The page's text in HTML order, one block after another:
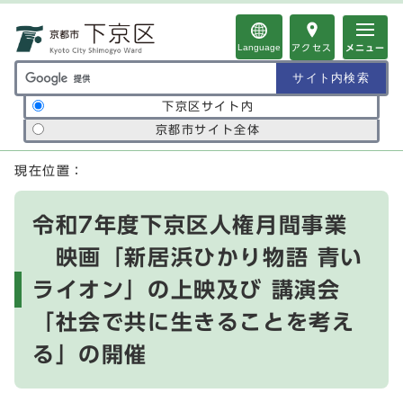
Language アクセス メニュー
サイト内検索の範囲
下京区サイト内
京都市サイト全体
ここから本文です
現在位置：
令和7年度下京区人権月間事業
映画「新居浜ひかり物語 青い
ライオン」の上映及び 講演会
「社会で共に生きることを考え
る」の開催